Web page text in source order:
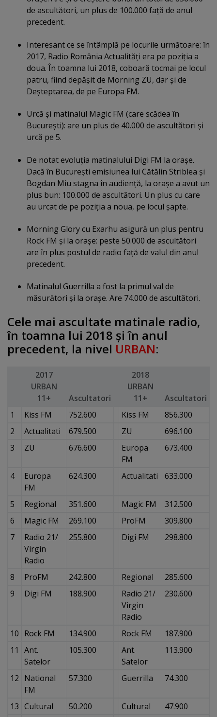
de ascultători, un plus de 100.000 faţă de anul
precedent.
Interesant ce se întâmplă pe locurile următoare: în
2017, Radio România Actualităţi era pe poziţia a
doua. În toamna lui 2018, coboară tocmai pe locul
patru, fiind depăşit de Morning ZU, dar şi de
Deşteptarea, de pe Europa FM.
Urcă şi matinalul Magic FM (care scădea în
Bucureşti): are un plus de 40.000 de ascultători şi
urcă pe 5.
De notat evoluţia matinalului Digi FM la oraşe.
Dacă în Bucureşti emisiunea lui Cătălin Striblea şi
Bogdan Miu stagna în audienţă, la oraşe a avut un
plus bun: 100.000 de ascultători. Un plus cu care
au urcat de pe poziţia a noua, pe locul şapte.
Morning Glory cu Exarhu asigură un plus pentru
Rock FM şi la oraşe: peste 50.000 de ascultători
are în plus postul de radio faţă de valul din anul
precedent.
Matinalul Guerrilla a fost la primul val de
măsurători şi la oraşe. Are 74.000 de ascultători.
Cele mai ascultate matinale radio,
în toamna lui 2018 şi în anul
precedent, la nivel URBAN:
2017
URBAN
11+
Ascultatori
2018
URBAN
11+
Ascultatori
1
Kiss FM 752.600 Kiss FM
856.300
2
Actualitati 679.500 ZU
696.100
3
ZU 676.600
Europa
FM
673.400
4
Europa
FM
624.300 Actualitati 633.000
5 Regional 351.600 Magic FM
312.500
6
Magic FM 269.100 ProFM
309.800
7
Radio 21/
Virgin
Radio
255.800 Digi FM 298.800
8 ProFM 242.800 Regional
285.600
9
Digi FM 188.900
Radio 21/
Virgin
Radio
230.600
10 Rock FM 134.900 Rock FM
187.900
11
Ant.
Satelor
105.300
Ant.
Satelor
113.900
12 National
FM
57.300 Guerrilla 74.300
13 Cultural 50.200 Cultural
47.900